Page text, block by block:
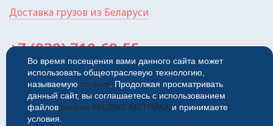
Доставка грузов из Беларуси
+7 (939) 710-69-55
Россия, г. Самара, ул.
Красноармейская, 1П
© 2026Политика
конфиденциальности
Во время посещения вами данного сайта может
использовать общеотраслевую технологию,
называемую cookies . Продолжая просматривать
данный сайт, вы соглашаетесь с использованием
файлов cookies ЯНДЕКС.МЕТРИКА и принимаете
условия.